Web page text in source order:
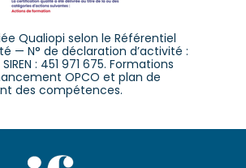
Qualiopi selon le Référentiel
— N° de déclaration d’activité :
: 451 971 675. Formations
OPCO et plan de
des compétences.